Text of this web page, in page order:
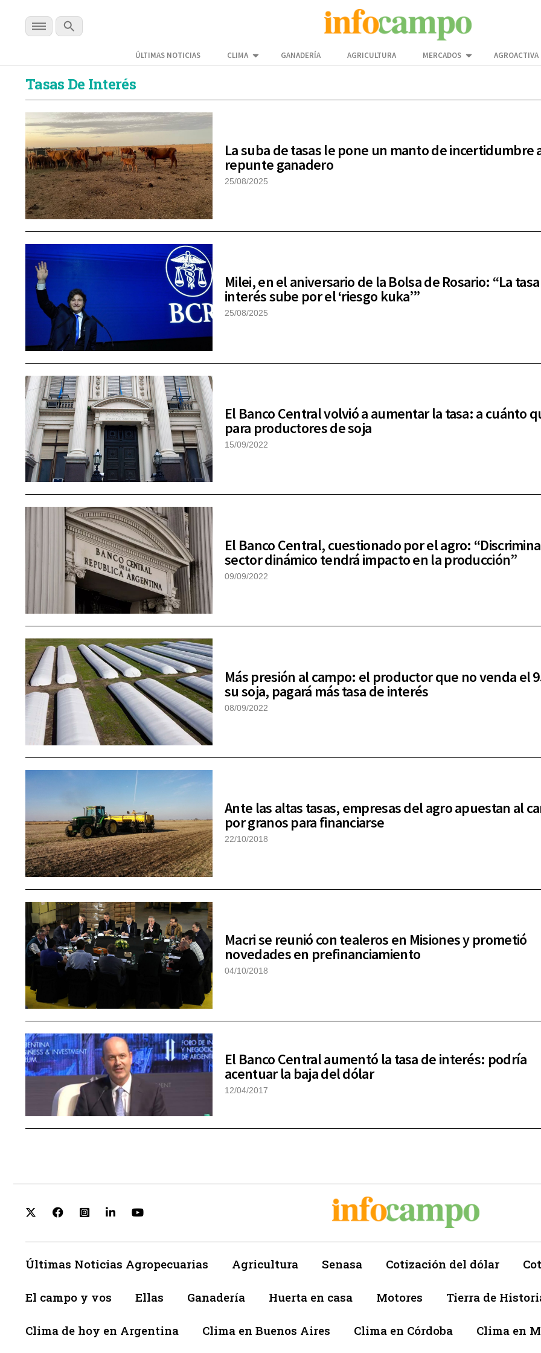
ÚLTIMAS NOTICIAS CLIMA GANADERÍA AGRICULTURA MERCADOS AGROACTIVA
Tasas De Interés
La suba de tasas le pone un manto de incertidumbre
repunte ganadero
25/08/2025
Milei, en el aniversario de la Bolsa de Rosario: “La
interés sube por el ‘riesgo kuka’”
25/08/2025
El Banco Central volvió a aumentar la tasa: a cuánto
para productores de soja
15/09/2022
El Banco Central, cuestionado por el agro:
sector dinámico tendrá impacto en la producción”
09/09/2022
Más presión al campo: el productor que no venda el
su soja, pagará más tasa de interés
08/09/2022
Ante las altas tasas, empresas del agro apuestan al
por granos para financiarse
22/10/2018
Macri se reunió con tealeros en Misiones y prometió
novedades en prefinanciamiento
04/10/2018
El Banco Central aumentó la tasa de interés: podría
acentuar la baja del dólar
12/04/2017
Últimas Noticias Agropecuarias Agricultura Senasa Cotización del dólar
El campo y vos Ellas Ganadería Huerta en casa Motores Tierra de
Clima de hoy en Argentina Clima en Buenos Aires Clima en Córdoba Clima en